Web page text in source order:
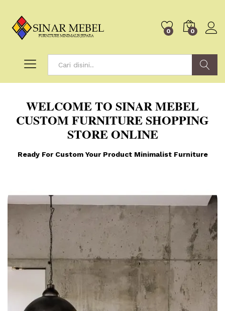
0 0
Search
WELCOME TO SINAR MEBEL
CUSTOM FURNITURESHOPPING
STORE ONLINE
Ready For Custom Your Product Minimalist Furniture